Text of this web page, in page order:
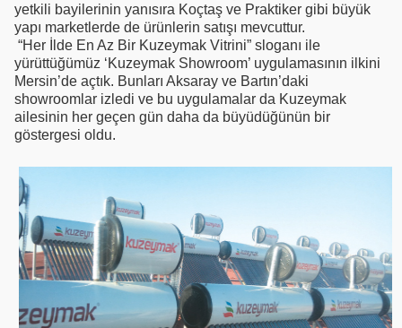
yetkili bayilerinin yanısıra Koçtaş ve Praktiker gibi büyük
yapı marketlerde de ürünlerin satışı mevcuttur.
“Her İlde En Az Bir Kuzeymak Vitrini” sloganı ile
yürüttüğümüz ‘Kuzeymak Showroom’ uygulamasının ilkini
Mersin’de açtık. Bunları Aksaray ve Bartın’daki
showroomlar izledi ve bu uygulamalar da Kuzeymak
ailesinin her geçen gün daha da büyüdüğünün bir
göstergesi oldu.